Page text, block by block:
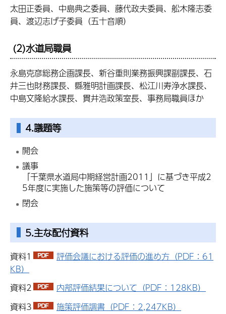
太田正委員、中島典之委員、藤代政夫委員、舩木隆志委
員、渡辺志げ子委員（五十音順）
(2)水道局職員
永島克彦総務企画課長、新谷重則業務振興課副課長、石
井三也財務課長、縣雅明計画課長、松江川寿浄水課長、
中島文隆給水課長、貫井浩政策室長、事務局職員ほか
4.議題等
開会
議事
「千葉県水道局中期経営計画2011」に基づき平成2
5年度に実施した施策等の評価について
閉会
5.主な配付資料
資料1
評価会議における評価の進め方（PDF：61
KB）
資料2
内部評価結果について（PDF：128KB）
資料3
施策評価調書（PDF：2,247KB）